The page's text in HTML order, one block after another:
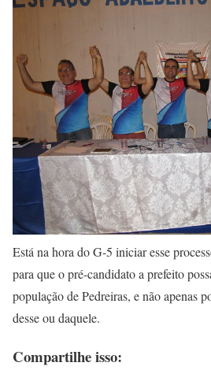
Está na hora do G-5 iniciar esse
para que o pré-candidato a prefeito
população de Pedreiras, e não apenas
desse ou daquele.
Compartilhe isso: